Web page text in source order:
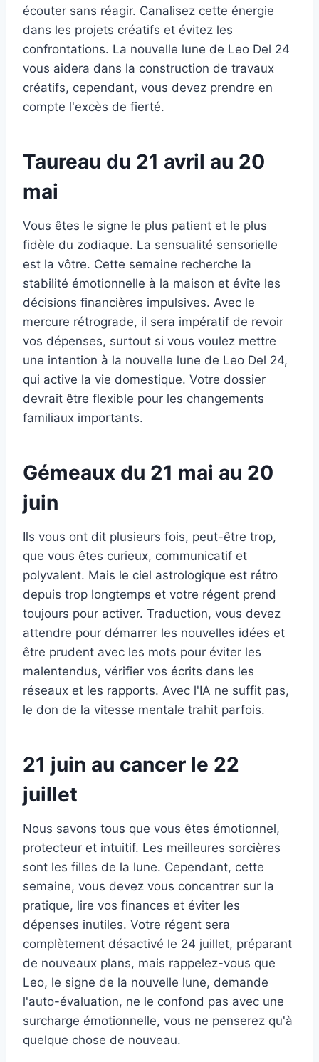
écouter sans réagir. Canalisez cette énergie
dans les projets créatifs et évitez les
confrontations. La nouvelle lune de Leo Del 24
vous aidera dans la construction de travaux
créatifs, cependant, vous devez prendre en
compte l'excès de fierté.
Taureau du 21 avril au 20
mai
Vous êtes le signe le plus patient et le plus
fidèle du zodiaque. La sensualité sensorielle
est la vôtre. Cette semaine recherche la
stabilité émotionnelle à la maison et évite les
décisions financières impulsives. Avec le
mercure rétrograde, il sera impératif de revoir
vos dépenses, surtout si vous voulez mettre
une intention à la nouvelle lune de Leo Del 24,
qui active la vie domestique. Votre dossier
devrait être flexible pour les changements
familiaux importants.
Gémeaux du 21 mai au 20
juin
Ils vous ont dit plusieurs fois, peut-être trop,
que vous êtes curieux, communicatif et
polyvalent. Mais le ciel astrologique est rétro
depuis trop longtemps et votre régent prend
toujours pour activer. Traduction, vous devez
attendre pour démarrer les nouvelles idées et
être prudent avec les mots pour éviter les
malentendus, vérifier vos écrits dans les
réseaux et les rapports. Avec l'IA ne suffit pas,
le don de la vitesse mentale trahit parfois.
21 juin au cancer le 22
juillet
Nous savons tous que vous êtes émotionnel,
protecteur et intuitif. Les meilleures sorcières
sont les filles de la lune. Cependant, cette
semaine, vous devez vous concentrer sur la
pratique, lire vos finances et éviter les
dépenses inutiles. Votre régent sera
complètement désactivé le 24 juillet, préparant
de nouveaux plans, mais rappelez-vous que
Leo, le signe de la nouvelle lune, demande
l'auto-évaluation, ne le confond pas avec une
surcharge émotionnelle, vous ne penserez qu'à
quelque chose de nouveau.